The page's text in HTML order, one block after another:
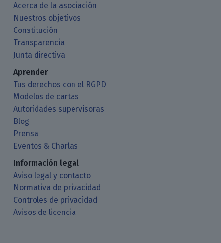
Acerca de la asociación
Nuestros objetivos
Constitución
Transparencia
Junta directiva
Aprender
Tus derechos con el RGPD
Modelos de cartas
Autoridades supervisoras
Blog
Prensa
Eventos & Charlas
Información legal
Aviso legal y contacto
Normativa de privacidad
Controles de privacidad
Avisos de licencia